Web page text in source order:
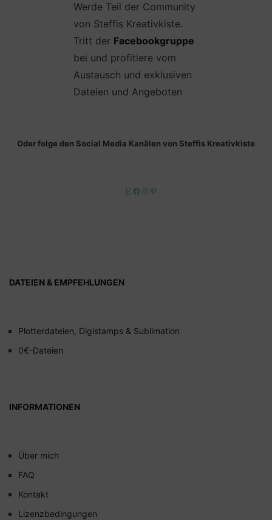
Werde Teil der Community
von Steffis Kreativkiste.
Tritt der Facebookgruppe
bei und profitiere vom
Austausch und exklusiven
Dateien und Angeboten
Oder folge den Social Media Kanälen von Steffis Kreativkiste
EtsyFacebook
Instagram
DATEIEN & EMPFEHLUNGEN
Plotterdateien, Digistamps & Sublimation
0€-Dateien
INFORMATIONEN
Über mich
FAQ
Kontakt
Lizenzbedingungen